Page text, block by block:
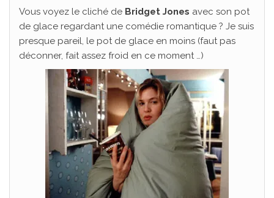
Vous voyez le cliché de Bridget Jones avec son pot
de glace regardant une comédie romantique ? Je suis
presque pareil, le pot de glace en moins (faut pas
déconner, fait assez froid en ce moment …)